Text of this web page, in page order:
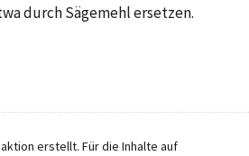
durch Sägemehl ersetzen.
erstellt. Für die Inhalte auf